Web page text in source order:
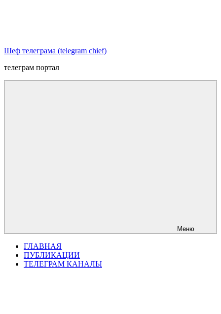
Шеф телеграма (telegram chief)
телеграм портал
Меню
ГЛАВНАЯ
ПУБЛИКАЦИИ
ТЕЛЕГРАМ КАНАЛЫ